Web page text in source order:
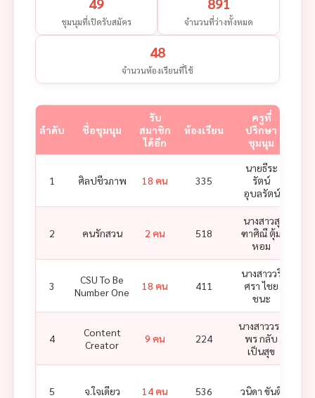
ชุมนุมที่เปิดรับสมัคร จำนวนที่ว่างทั้งหมด
48
จำนวนห้องเรียนที่ใช้
ลำดับ ชื่อชุมนุม
รับ
สมาชิก
ได้อีก
ห้องเรียน
ครูที่
ปรึกษา
ชุมนุม
1 ศิลปชีวภาพ 18 คน 335
นายธีระ
รัตน์
อุบลรัตน์
2 คนรักสวน 2 คน 518
นางสาวสุ
ฑาศิณี ตุ้ม
หอม
3
CSU To Be
Number One
18 คน 411
นางสาววริ
ศรา ไชย
ชนะ
4
Content
Creator
9 คน 224
นางสาววรา
พร กลับ
เป็นสุข
5 จ.ใจเดียว 14 คน 536 วนิดา ขันติ